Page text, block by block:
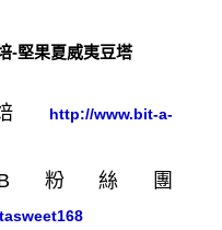
http://www.bit-a-
粉絲團